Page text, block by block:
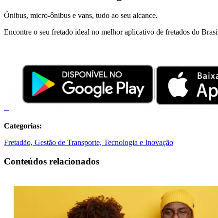
Ônibus, micro-ônibus e vans, tudo ao seu alcance.
Encontre o seu fretado ideal no melhor aplicativo de fretados do
Categorias:
Fretadão, Gestão de Transporte, Tecnologia e Inovação
Conteúdos relacionados